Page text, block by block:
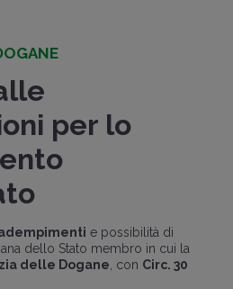
per lo
e possibilità di
dello Stato membro in cui la
delle Dogane , con Circ. 30